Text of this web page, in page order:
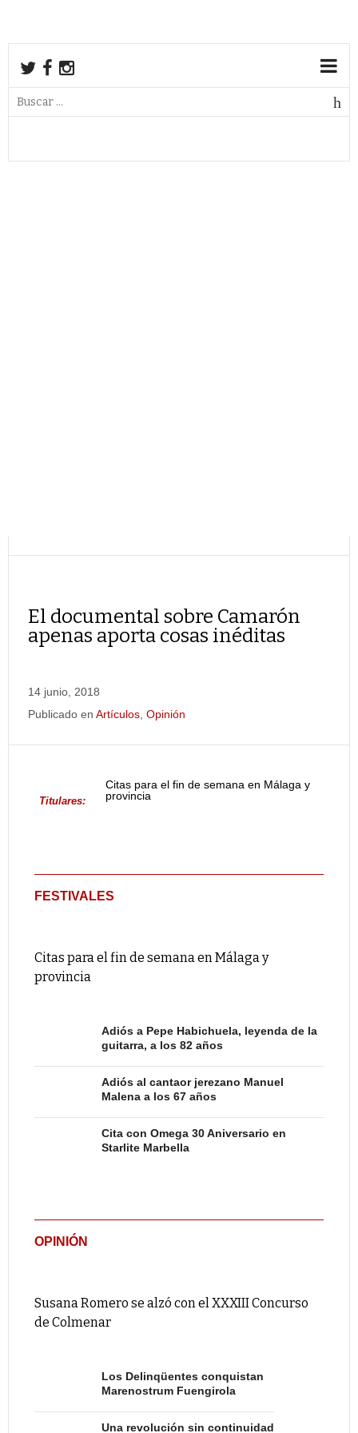
El documental sobre Camarón
apenas aporta cosas inéditas
14 junio, 2018
Publicado en Artículos Opinión
Titulares:
Citas para el fin de semana en Málaga y
provincia
FESTIVALES
Citas para el fin de semana en Málaga y
provincia
Adiós a Pepe Habichuela, leyenda de la
guitarra, a los 82 años
Adiós al cantaor jerezano Manuel
Malena a los 67 años
Cita con Omega 30 Aniversario en
Starlite Marbella
OPINIÓN
Susana Romero se alzó con el XXXIII Concurso
de Colmenar
Los Delinqüentes conquistan
Marenostrum Fuengirola
Una revolución sin continuidad